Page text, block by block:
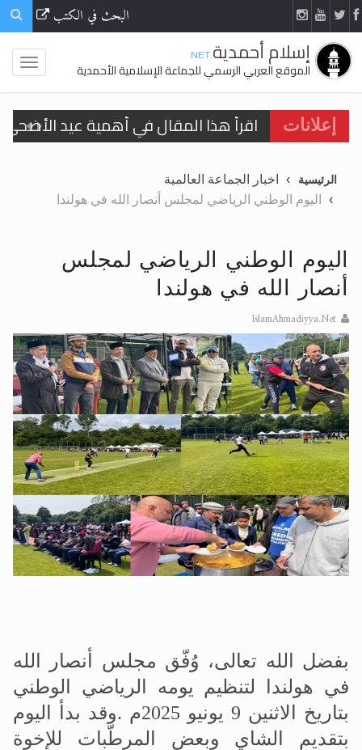
البحث في الكتب
إسلام أحمدية.NET
الموقع العربي الرسمي للجماعة الإسلامية الأحمدية
إعلانات
اقرأ هذا المقال في أهمية عيد
تعميم هامّ لأفراد الجماعة >> المزيد
اقرأ هذا الكتاب وتعرّف على حقيقة
الحجّ.. دلالات، حِكم، وأهداف >> المزيد
اقرأ هذا المقال في أهمية عيد
الرئيسية
اخبار الجماعة العالمية
اليوم الوطني الرياضي لمجلس أنصار الله في هولندا
اليوم الوطني الرياضي لمجلس
أنصار الله في هولندا
IslamAhmadiyya.Net
بفضل الله تعالى، وُفّق مجلس أنصار الله
في هولندا لتنظيم يومه الرياضي الوطني
بتاريخ الاثنين 9 يونيو 2025م
.وقد بدأ اليوم
بتقديم الشاي وبعض المرطّبات للإخوة